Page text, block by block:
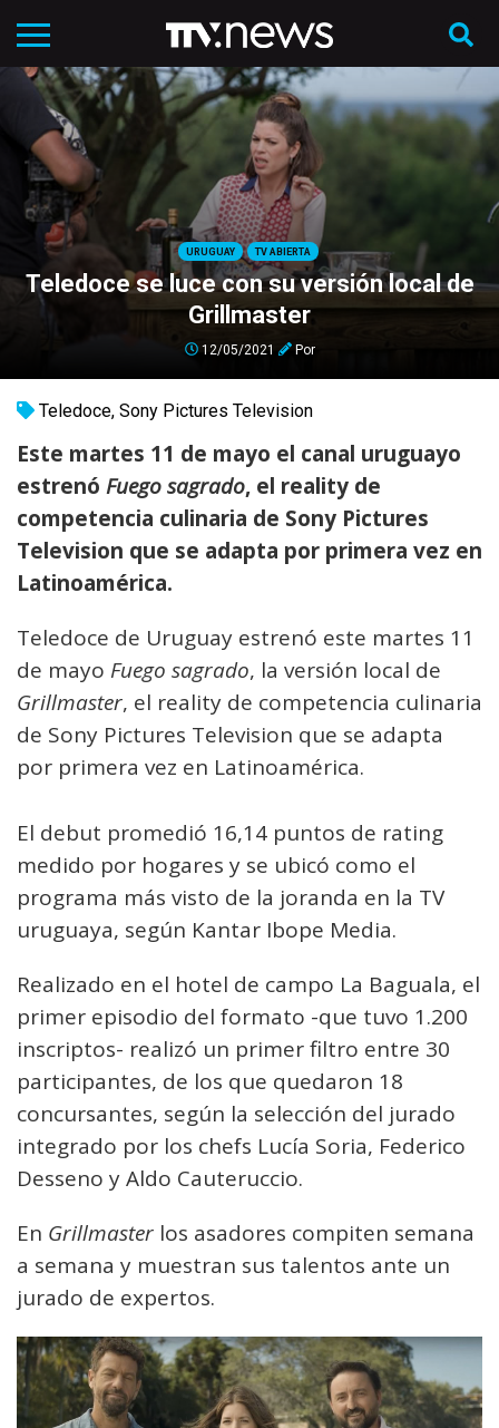
URUGUAY TV ABIERTA
Teledoce se luce con su versión local de
Grillmaster
12/05/2021 Por
Teledoce, Sony Pictures Television
Este martes 11 de mayo el canal uruguayo
estrenó Fuego sagrado, el reality de
competencia culinaria de Sony Pictures
Television que se adapta por primera vez en
Latinoamérica.
Teledoce de Uruguay estrenó este martes 11
de mayo Fuego sagrado, la versión local de
Grillmaster, el reality de competencia culinaria
de Sony Pictures Television que se adapta
por primera vez en Latinoamérica.
El debut promedió 16,14 puntos de rating
medido por hogares y se ubicó como el
programa más visto de la joranda en la TV
uruguaya, según Kantar Ibope Media.
Realizado en el hotel de campo La Baguala, el
primer episodio del formato -que tuvo 1.200
inscriptos- realizó un primer filtro entre 30
participantes, de los que quedaron 18
concursantes, según la selección del jurado
integrado por los chefs Lucía Soria, Federico
Desseno y Aldo Cauteruccio.
En Grillmaster los asadores compiten semana
a semana y muestran sus talentos ante un
jurado de expertos.